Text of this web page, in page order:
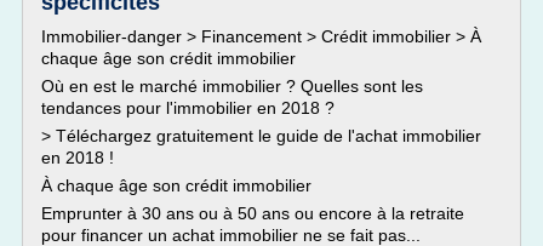
Immobilier-danger > Financement > Crédit immobilier > À
chaque âge son crédit immobilier
Où en est le marché immobilier ? Quelles sont les
tendances pour l'immobilier en 2018 ?
> Téléchargez gratuitement le guide de l'achat immobilier
en 2018 !
À chaque âge son crédit immobilier
Emprunter à 30 ans ou à 50 ans ou encore à la retraite
pour financer un achat immobilier ne se fait pas...